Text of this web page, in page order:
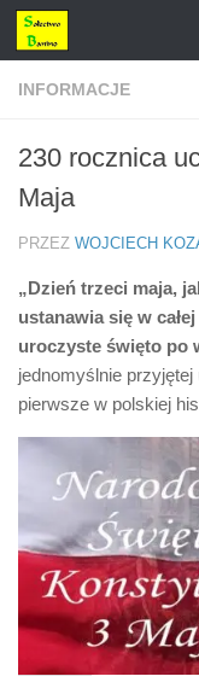
Przejdź do treści
INFORMACJE
230 rocznica
Maja
PRZEZ WOJCIECH
„Dzień trzeci maja,
ustanawia się w
uroczyste święto po
jednomyślnie
pierwsze w polskiej